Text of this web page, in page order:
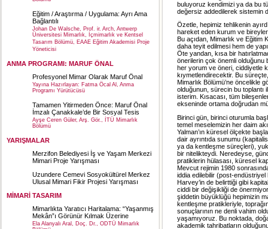
Eğitim / Araştırma / Uygulama: Ayrı Ama
Bağlantılı
Johan De Walsche, Prof. ir. Arch, Antwerp
Üniversitesi Mimarlık, İçmimarlık ve Kentsel
Tasarım Bölümü, EAAE Eğitim Akademisi Proje
Yöneticisi
ANMA PROGRAMI: MARUF ÖNAL
Profesyonel Mimar Olarak Maruf Önal
Yayına Hazırlayan: Fatma Öcal Al, Anma
Programı Yürütücüsü
Tamamen Yitirmeden Önce: Maruf Önal
İmzalı Çanakkale’de Bir Sosyal Tesis
Ayşe Ceren Güler, Arş. Gör., İTÜ Mimarlık
Bölümü
YARIŞMALAR
Merzifon Belediyesi İş ve Yaşam Merkezi
Mimari Proje Yarışması
Uzundere Cemevi Sosyokültürel Merkez
Ulusal Mimari Fikir Projesi Yarışması
MİMARİ TASARIM
Mimarlıkta Yaratıcı Haritalama: “Yaşanmış
Mekân”ı Görünür Kılmak Üzerine
Ela Alanyalı Aral, Doç. Dr., ODTÜ Mimarlık
buluyoruz kendimizi ya da bu
değersiz addedilerek sistemin
Özetle, hepimiz tehlikenin
hareket eden kurum ve
Bu açıdan, Mimarlık ve
daha teyit edilmesi hem de
Öte yandan, kısa bir
önerilerin çok önemli olduğunu
her yorum ve öneri, ciddiyetle
kıymetlendirecektir. Bu
Mimarlık Bölümü’ne öncelikle
olduğunun, sürecin bu toplantı
isterim . Kısacası, tüm
ekseninde ortama doğrudan
Birinci gün, birinci oturumla
temel meselemizin her daim
Yalman’ın küresel ölçekte
dair ayrıntıda sunumu
ya da kentleşme süreçleri),
bir nitelikteydi. Neredeyse,
pratiklerin hülasası, küresel
Mevcut rejimin 1980
iddia edilebilir (post-
Harvey’in de belirttiği gibi
ciddi bir değişikliği de
şiddetin büyüklüğü hepimizin
kentleşme pratikleriyle,
sonuçlarının ne denli vahim
yaşamıyoruz. Bu noktada,
akademik tahribatların